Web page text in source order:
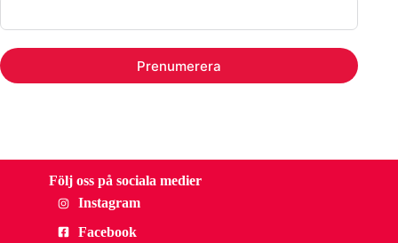
Prenumerera
Följ oss på sociala medier
Instagram
Facebook